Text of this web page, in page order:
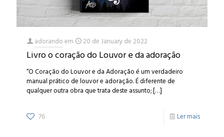
adorandoem 20 de January de 2022
Livro o coração do Louvor e da adoração
“O Coração do Louvor e da Adoração é um verdadeiro
manual prático de louvor e adoração. É diferente de
qualquer outra obra que trata deste assunto;[…]
76 Ler mais